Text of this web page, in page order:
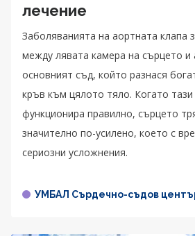
лечение
Заболяванията на аортната клапа
между лявата камера на сърцето и
основният съд, който разнася
кръв към цялото тяло. Когато тази
функционира правилно, сърцето
значително по-усилено, което с
сериозни усложнения.
УМБАЛ Сърдечно-съдов